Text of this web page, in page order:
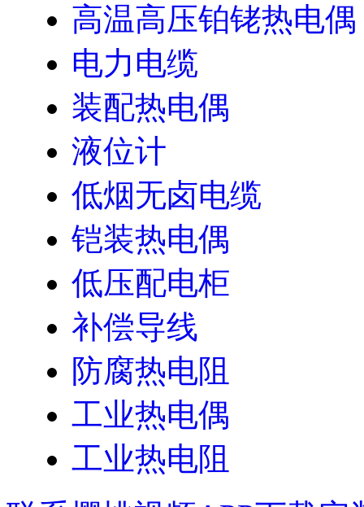
高温高压铂铑热电偶
电力电缆
装配热电偶
液位计
低烟无卤电缆
铠装热电偶
低压配电柜
补偿导线
防腐热电阻
工业热电偶
工业热电阻